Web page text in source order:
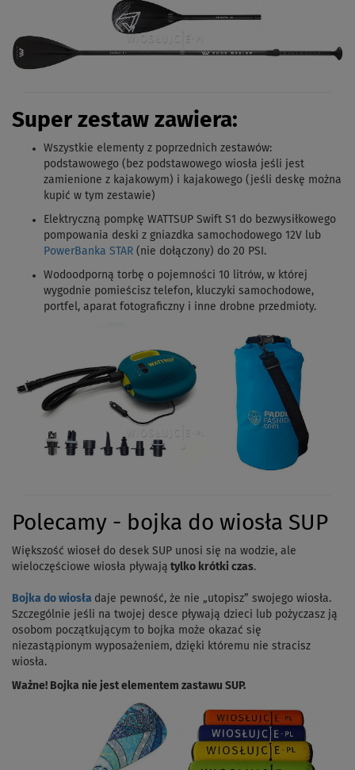
Super zestaw zawiera:
Wszystkie elementy z poprzednich zestawów:
podstawowego (bez podstawowego wiosła jeśli jest
zamienione z kajakowym) i kajakowego (jeśli deskę można
kupić w tym zestawie)
Elektryczną pompkę WATTSUP Swift S1 do bezwysiłkowego
pompowania deski z gniazdka samochodowego 12V lub
PowerBanka STAR (nie dołączony) do 20 PSI.
Wodoodporną torbę o pojemności 10 litrów, w której
wygodnie pomieścisz telefon, kluczyki samochodowe,
portfel, aparat fotograficzny i inne drobne przedmioty.
Polecamy - bojka do wiosła SUP
Większość wioseł do desek SUP unosi się na wodzie, ale
wieloczęściowe wiosła pływają tylko krótki czas.
Bojka do wiosła daje pewność, że nie „utopisz” swojego wiosła.
Szczególnie jeśli na twojej desce pływają dzieci lub pożyczasz ją
osobom początkującym to bojka może okazać się
niezastąpionym wyposażeniem, dzięki któremu nie stracisz
wiosła.
Ważne! Bojka nie jest elementem zastawu SUP.